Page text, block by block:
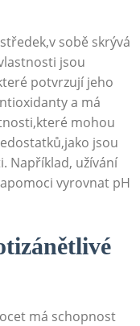
sobě skrývá
jsou
potvrzují jeho
a má
mohou
jsou
Například, užívání
vyrovnat pH
má schopnost